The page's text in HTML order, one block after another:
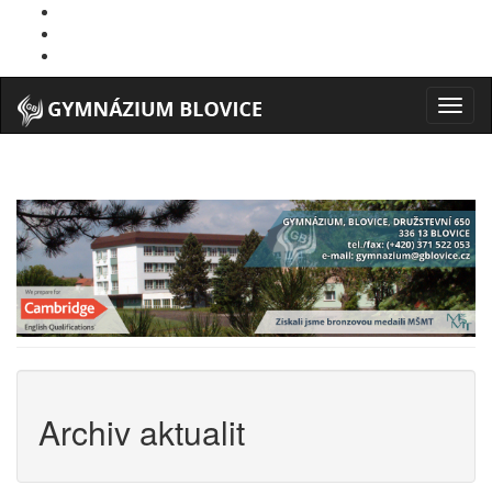
Menu
Archiv aktualit